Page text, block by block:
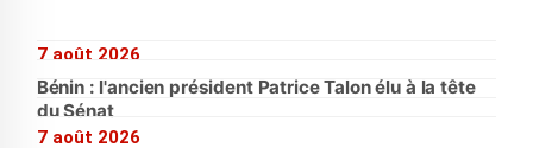
7 août 2026
Bénin : l'ancien président Patrice Talon élu à la tête
du Sénat
7 août 2026